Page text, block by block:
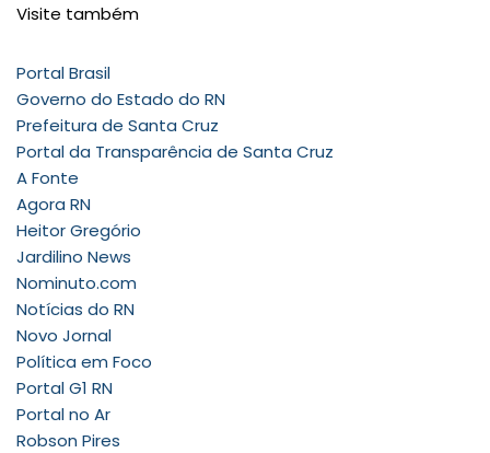
Visite também
Portal Brasil
Governo do Estado do RN
Prefeitura de Santa Cruz
Portal da Transparência de Santa Cruz
A Fonte
Agora RN
Heitor Gregório
Jardilino News
Nominuto.com
Notícias do RN
Novo Jornal
Política em Foco
Portal G1 RN
Portal no Ar
Robson Pires